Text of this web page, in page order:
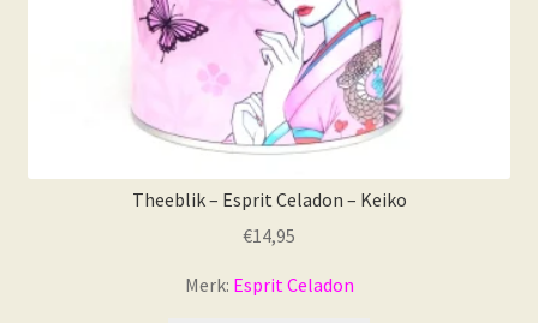
Theeblik – Esprit Celadon – Keiko
€14,95
Merk: Esprit Celadon